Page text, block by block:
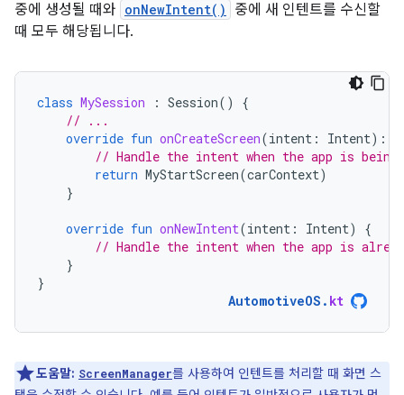
중에 생성될 때와 onNewIntent()
중에 새 인텐트를 수신할
때 모두 해당됩니다.
class MySession : Session()
{
// ...
override fun onCreateScreen(intent : Intent):
// Handle the intent when the app is
return MyStartScreen(carContext)
}
override fun onNewIntent(intent : Intent)
{
// Handle the intent when the app is
}
}
AutomotiveOS . kt
도움말: ScreenManager를 사용하여 인텐트를 처리할 때 화면 스